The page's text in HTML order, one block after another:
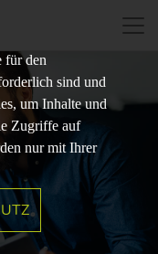
für den
sind und
um Inhalte und
Zugriffe auf
nur mit Ihrer